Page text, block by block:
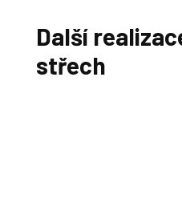
Další
střech